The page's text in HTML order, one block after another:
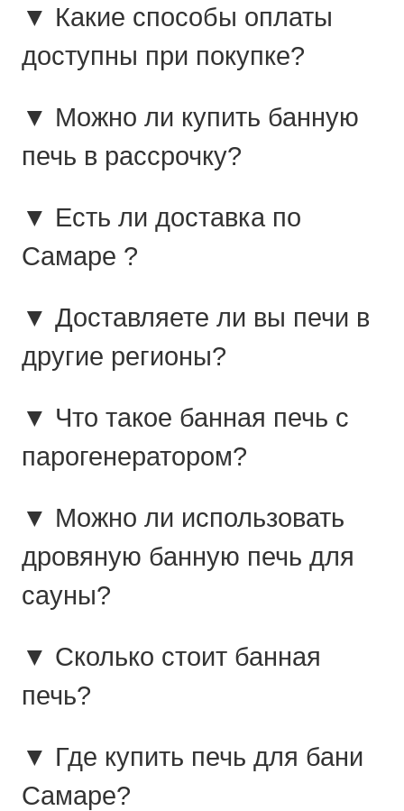
▼ Какие способы оплаты
доступны при покупке?
▼ Можно ли купить банную
печь в рассрочку?
▼ Есть ли доставка по
Самаре ?
▼ Доставляете ли вы печи в
другие регионы?
▼ Что такое банная печь с
парогенератором?
▼ Можно ли использовать
дровяную банную печь для
сауны?
▼ Сколько стоит банная
печь?
▼ Где купить печь для бани
Самаре?